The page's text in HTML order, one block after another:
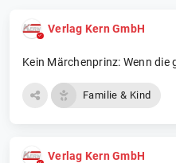
Verlag Kern GmbH
Kein Märchenprinz: Wenn die
Familie & Kind
Verlag Kern GmbH